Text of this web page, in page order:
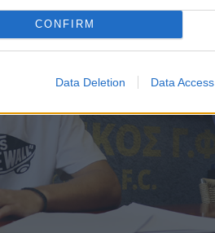
CONFIRM
Data Deletion Data Access